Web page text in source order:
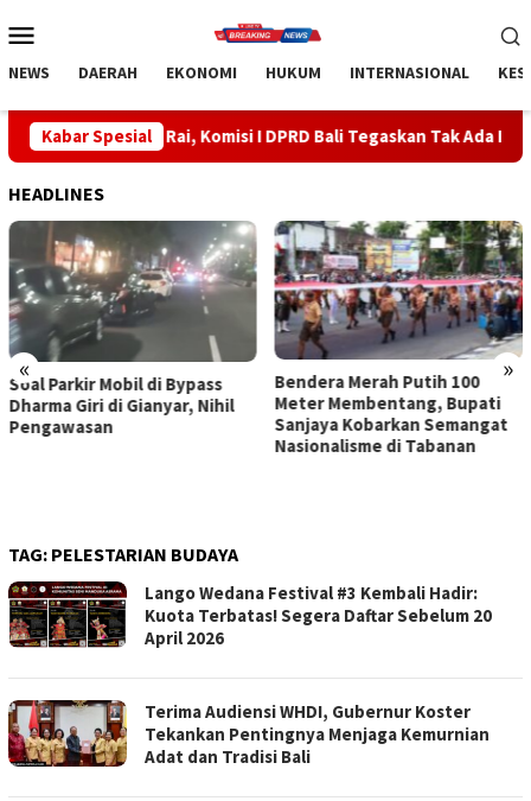
ke
Mobile
NEWS DAERAH EKONOMI HUKUM INTERNASIONAL
Kabar Spesial
Rai, Komisi I DPRD Bali Tegaskan Tak Ada Indikasi
HEADLINES
« »
Bendera Merah Putih 100
Meter Membentang, Bupati
Sanjaya Kobarkan Semangat
Sidak Bea Cukai Ngurah Rai,
Komisi I DPRD Bali Tegaskan
Tak Ada Indikasi
Penyalahgunaan Barang
TAG: PELESTARIAN BUDAYA
Lango Wedana Festival #3 Kembali Hadir:
Kuota Terbatas! Segera Daftar Sebelum 20
April 2026
Terima Audiensi WHDI, Gubernur Koster
Tekankan Pentingnya Menjaga Kemurnian
Adat dan Tradisi Bali